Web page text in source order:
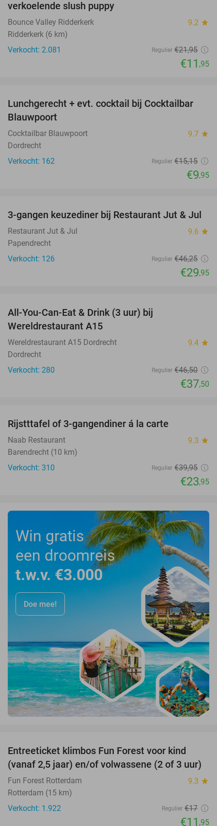
verkoelende slush puppy
Bounce Valley Ridderkerk 9.2 star
Ridderkerk (6 km)
Verkocht: 2.081
Regulier €21,95
€11 ,95
34%
Lunchgerecht + evt. cocktail bij Cocktailbar
Blauwpoort
Cocktailbar Blauwpoort 9.7 star
Dordrecht
Verkocht: 162
Regulier €15,15
€9,95
35%
3-gangen keuzediner bij Restaurant Jut & Jul
Restaurant Jut & Jul 9.6 star
Papendrecht
Verkocht: 126
Regulier €46,25
€29,95
All-You-Can-Eat & Drink (3 uur) bij
Wereldrestaurant A15
Wereldrestaurant A15 Dordrecht 9.4 star
Dordrecht
Verkocht: 280
Regulier €46,50
€37,50
Rijstttafel of 3-gangendiner á la carte
Naab Restaurant 9.3 star
Barendrecht (10 km)
Verkocht: 310
Regulier €39,95
€23,95
Win gratis
een droomreis
t.w.v. €3.000
Doe mee!
Entreeticket klimbos Fun Forest voor kind
(vanaf 2,5 jaar) en/of volwassene (2 of 3 uur)
Fun Forest Rotterdam 9.3 star
Rotterdam (15 km)
Verkocht: 1.922
Regulier €17
€11 ,95